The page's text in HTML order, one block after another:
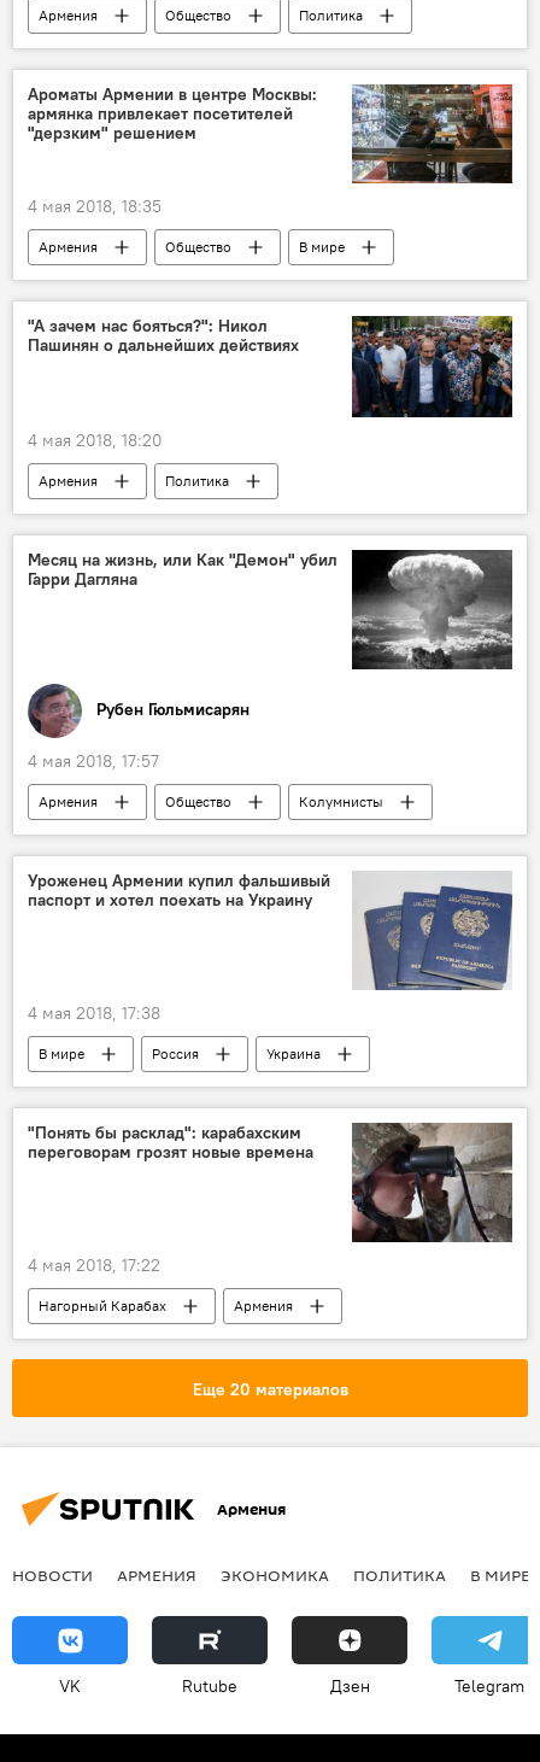
Армения Общество
Политика
Бако Саакян
депутат
фракция
парламент
Ароматы Армении в центре Москвы:
армянка привлекает посетителей
"дерзким" решением
4 мая 2018, 18:35
Армения Общество
В мире
Россия
Москва
кафе
рецепт
бизнес
"А зачем нас бояться?": Никол
Пашинян о дальнейших действиях
4 мая 2018, 18:20
Армения
Политика
Пашинян Никол
Бархатная революция в Армении
ситуация
Месяц на жизнь, или Как "Демон" убил
Гарри Дагляна
Рубен Гюльмисарян
4 мая 2018, 17:57
Армения Общество
Колумнисты
Интересные факты об Армении и армянах
Гарри Даглян
ядерное оружие
Уроженец Армении купил фальшивый
паспорт и хотел поехать на Украину
4 мая 2018, 17:38
В мире Россия
Украина
граница
фальшивка
мужчина
паспорт
"Понять бы расклад": карабахским
переговорам грозят новые времена
4 мая 2018, 17:22
Нагорный Карабах
Армения
Аналитика
Политика
переговоры
Урегулирование карабахского конфликта
Еще 20 материалов
Армения
НОВОСТИ АРМЕНИЯ ЭКОНОМИКА ПОЛИТИКА В МИРЕ
VK Rutube Дзен Telegram